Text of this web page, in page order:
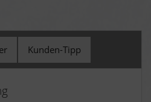
Kunden-Tipp